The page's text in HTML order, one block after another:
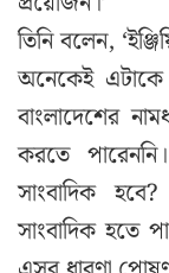
তিনি বলেন,
অনেকেই
বাংলাদেশের
করতে
সাংবাদিক
সাংবাদিক হতে